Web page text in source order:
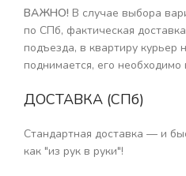
ВАЖНО! В случае выбора
по СПб, фактическая
подъезда, в квартиру курьер
поднимается, его необходимо
ДОСТАВКА (СПб)
Стандартная доставка — и
как "из рук в руки"!